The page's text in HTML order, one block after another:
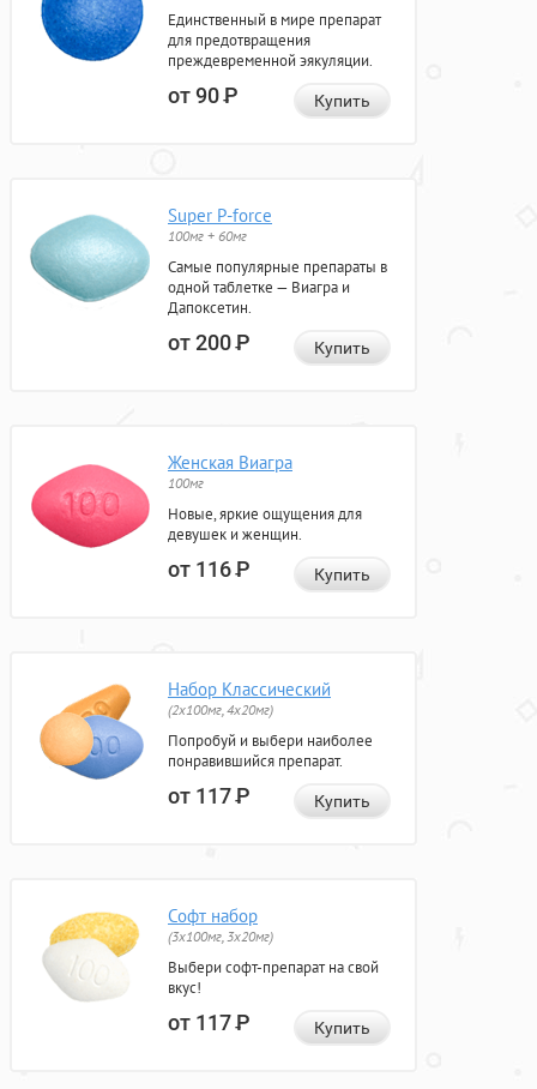
Единственный в мире препарат
для предотвращения
преждевременной эякуляции.
от 90Р Купить
Super P-force
100мг + 60мг
Самые популярные препараты в
одной таблетке — Виагра и
Дапоксетин.
от 200Р Купить
Женская Виагра
100мг
Новые, яркие ощущения для
девушек и женщин.
от 116Р Купить
Набор Классический
(2x100мг, 4x20мг)
Попробуй и выбери наиболее
понравившийся препарат.
от 117Р Купить
Софт набор
(3x100мг, 3x20мг)
Выбери софт-препарат на свой
вкус!
от 117Р Купить